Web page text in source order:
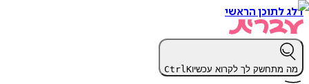
דלג לתוכן הראשי
מה מתחשק לך לקרוא עכשיו CtrlK